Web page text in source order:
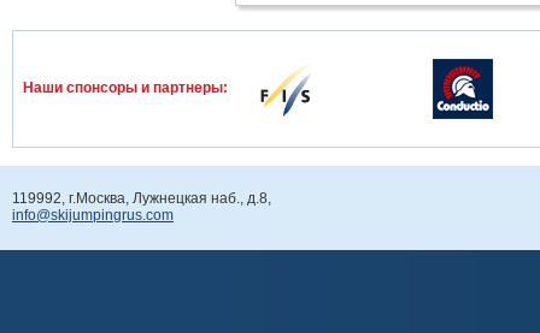
Наши спонcоры и партнеры:
119992, г.Москва, Лужнецкая наб., д.8,
info@skijumpingrus.com